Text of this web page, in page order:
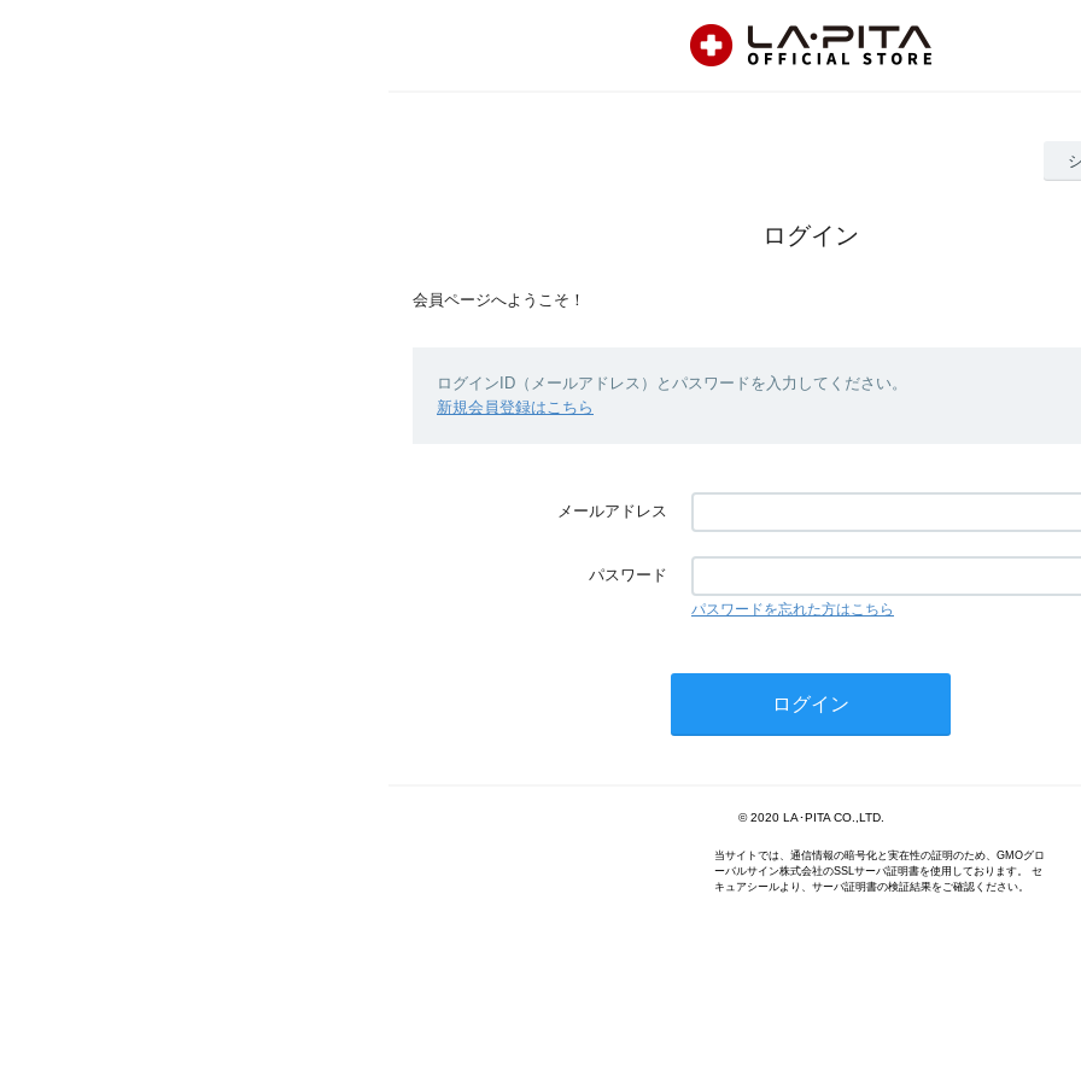
ログイン
会員ページへようこそ！
ログインID（メールアドレス）とパスワードを入力してください。
新規会員登録はこちら
メールアドレス
パスワード
パスワードを忘れた方はこちら
© 2020 LA･PITA CO.,LTD.
当サイトでは、通信情報の暗号化と実在性の証明のため、GMOグロ
ーバルサイン株式会社のSSLサーバ証明書を使用しております。 セ
キュアシールより、サーバ証明書の検証結果をご確認ください。